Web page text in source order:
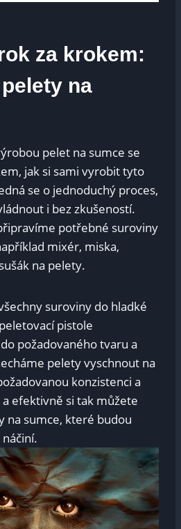
za krokem:
na
pelet na sumce se
jak si sami vyrobit tyto
se o jednoduchý proces,
i bez zkušeností.
potřebné suroviny
mixér, miska,
na pelety.
suroviny do hladké
pistole
požadovaného tvaru a
pelety vyschnout na
konzistenci a
efektivně si tak můžete
na sumce, které budou